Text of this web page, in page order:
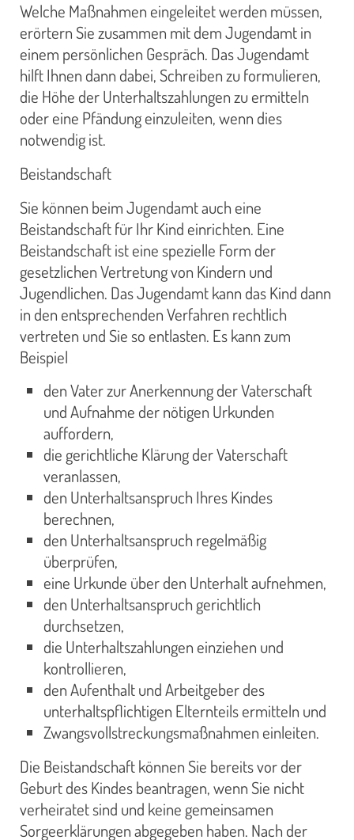
Welche Maßnahmen eingeleitet werden müssen,
erörtern Sie zusammen mit dem Jugendamt in
einem persönlichen Gespräch. Das Jugendamt
hilft Ihnen dann dabei, Schreiben zu formulieren,
die Höhe der Unterhaltszahlungen zu ermitteln
oder eine Pfändung einzuleiten, wenn dies
notwendig ist.
Beistandschaft
Sie können beim Jugendamt auch eine
Beistandschaft für Ihr Kind einrichten. Eine
Beistandschaft ist eine spezielle Form der
gesetzlichen Vertretung von Kindern und
Jugendlichen. Das Jugendamt kann das Kind dann
in den entsprechenden Verfahren rechtlich
vertreten und Sie so entlasten. Es kann zum
Beispiel
den Vater zur Anerkennung der Vaterschaft
und Aufnahme der nötigen Urkunden
auffordern,
die gerichtliche Klärung der Vaterschaft
veranlassen,
den Unterhaltsanspruch Ihres Kindes
berechnen,
den Unterhaltsanspruch regelmäßig
überprüfen,
eine Urkunde über den Unterhalt aufnehmen,
den Unterhaltsanspruch gerichtlich
durchsetzen,
die Unterhaltszahlungen einziehen und
kontrollieren,
den Aufenthalt und Arbeitgeber des
unterhaltspflichtigen Elternteils ermitteln und
Zwangsvollstreckungsmaßnahmen einleiten.
Die Beistandschaft können Sie bereits vor der
Geburt des Kindes beantragen, wenn Sie nicht
verheiratet sind und keine gemeinsamen
Sorgeerklärungen abgegeben haben. Nach der